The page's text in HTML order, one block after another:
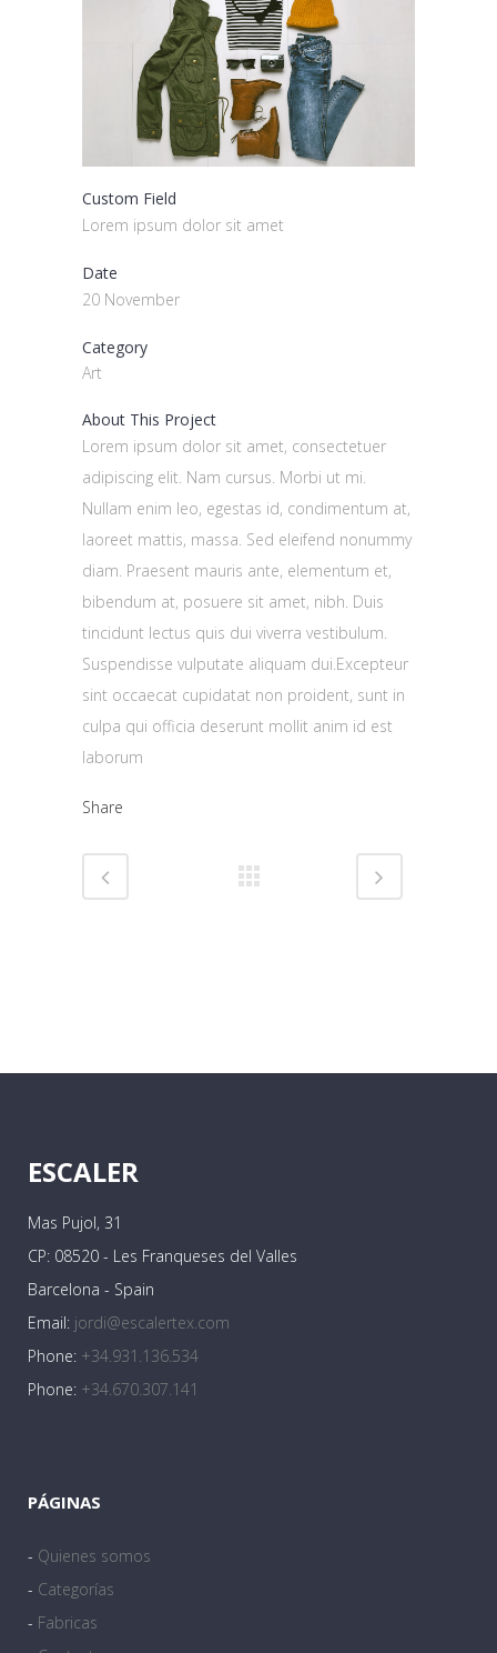
Custom Field
Lorem ipsum dolor sit amet
Date
20 November
Category
Art
About This Project
Lorem ipsum dolor sit amet, consectetuer
adipiscing elit. Nam cursus. Morbi ut mi.
Nullam enim leo, egestas id, condimentum at,
laoreet mattis, massa. Sed eleifend nonummy
diam. Praesent mauris ante, elementum et,
bibendum at, posuere sit amet, nibh. Duis
tincidunt lectus quis dui viverra vestibulum.
Suspendisse vulputate aliquam dui.Excepteur
sint occaecat cupidatat non proident, sunt in
culpa qui officia deserunt mollit anim id est
laborum
Share
ESCALER
Mas Pujol, 31
CP: 08520 - Les Franqueses del Valles
Barcelona - Spain
Email: jordi@escalertex.com
Phone: +34.931.136.534
Phone: +34.670.307.141
PÁGINAS
- Quienes somos
- Categorías
- Fabricas